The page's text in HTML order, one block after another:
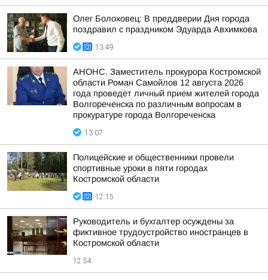
Олег Болоховец: В преддверии Дня города
поздравил с праздником Эдуарда Авхимкова
13:49
АНОНС. Заместитель прокурора Костромской
области Роман Самойлов 12 августа 2026
года проведет личный прием жителей города
Волгореченска по различным вопросам в
прокуратуре города Волгореченска
13:07
Полицейские и общественники провели
спортивные уроки в пяти городах
Костромской области
12:15
Руководитель и бухгалтер осуждены за
фиктивное трудоустройство иностранцев в
Костромской области
12:54